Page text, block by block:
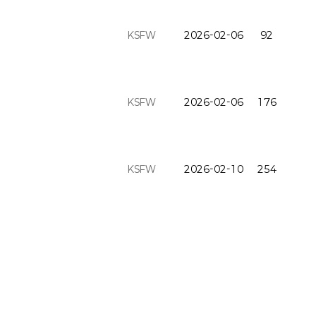
KSFW 2026-02-06 92
KSFW 2026-02-06 176
KSFW 2026-02-10 254